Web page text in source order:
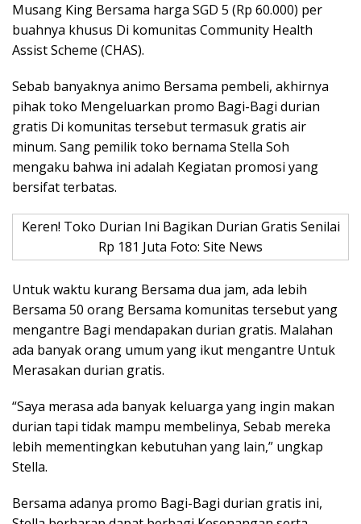
Musang King Bersama harga SGD 5 (Rp 60.000) per
buahnya khusus Di komunitas Community Health
Assist Scheme (CHAS).
Sebab banyaknya animo Bersama pembeli, akhirnya
pihak toko Mengeluarkan promo Bagi-Bagi durian
gratis Di komunitas tersebut termasuk gratis air
minum. Sang pemilik toko bernama Stella Soh
mengaku bahwa ini adalah Kegiatan promosi yang
bersifat terbatas.
Keren! Toko Durian Ini Bagikan Durian Gratis Senilai
Rp 181 Juta Foto: Site News
Untuk waktu kurang Bersama dua jam, ada lebih
Bersama 50 orang Bersama komunitas tersebut yang
mengantre Bagi mendapakan durian gratis. Malahan
ada banyak orang umum yang ikut mengantre Untuk
Merasakan durian gratis.
“Saya merasa ada banyak keluarga yang ingin makan
durian tapi tidak mampu membelinya, Sebab mereka
lebih mementingkan kebutuhan yang lain,” ungkap
Stella.
Bersama adanya promo Bagi-Bagi durian gratis ini,